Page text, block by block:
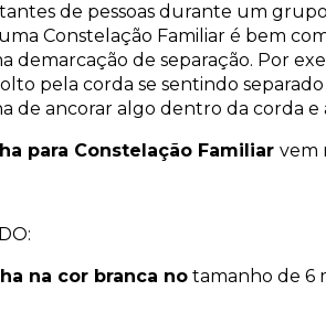
de pessoas durante um
Constelação Familiar é bem
demarcação de separação. Por
pela corda se sentindo
de ancorar algo dentro da corda e
para Constelação Familiar vem
na cor branca no tamanho de 6